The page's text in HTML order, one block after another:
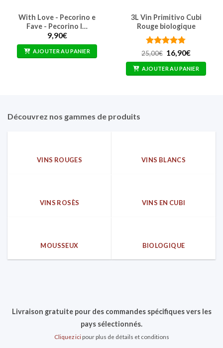
With Love - Pecorino e
Fave - Pecorino I…
9,90€
AJOUTER AU PANIER
3L Vin Primitivo Cubi
Rouge biologique
Note 4.77
sur 5
25,00€ Le
prix
initial
était :
16,90€Le
actuel
est :
AJOUTER AU PANIER
Découvrez nos gammes de produits
VINS ROUGES VINS BLANCS
VINS ROSÈS VINS EN CUBI
MOUSSEUX BIOLOGIQUE
Livraison gratuite pour des commandes spécifiques vers les
pays sélectionnés.
Cliquez icipour plus de détails et conditions